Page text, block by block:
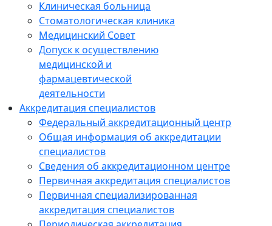
Клиническая больница
Стоматологическая клиника
Медицинский Совет
Допуск к осуществлению
медицинской и
фармацевтической
деятельности
Аккредитация специалистов
Федеральный аккредитационный центр
Общая информация об аккредитации
специалистов
Сведения об аккредитационном центре
Первичная аккредитация специалистов
Первичная специализированная
аккредитация специалистов